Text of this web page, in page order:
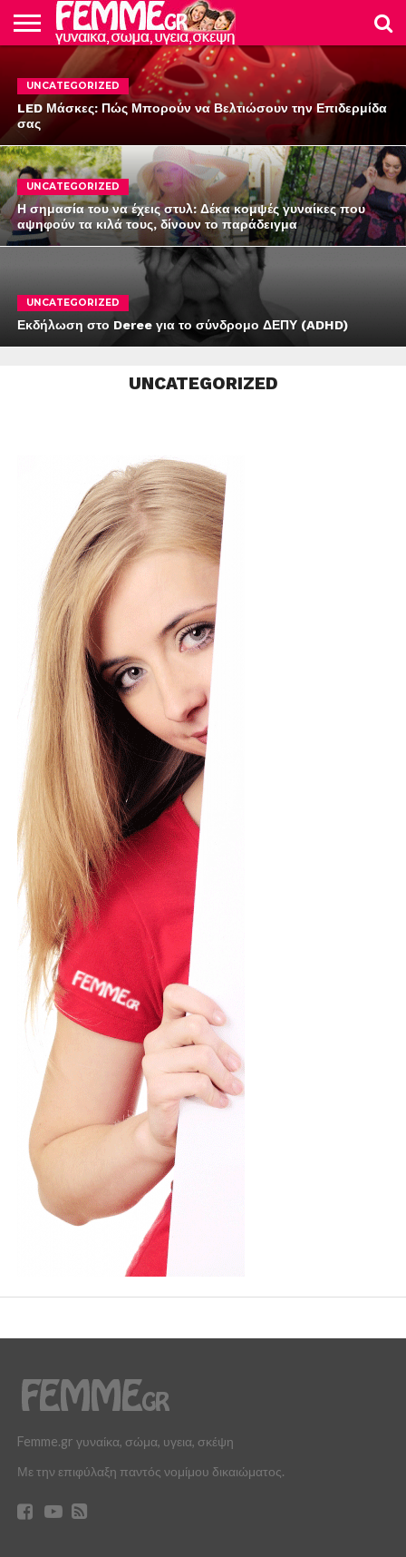
ΕΙΔΗΣΕΙΣ
ΜΜΕ
ΚΟΣΜΟΣ
ΟΙΚΟΝΟΜΙΑ
ΓΕΥΣΗ
ΔΙΑΤΡΟΦΗ
ΥΓΕΙΑ
ΚΑΤΑΠΛΗΚΤΙΚΕΣ
ΓΥΝΑΙΚΕΣ
ΕΓΚΥΜΟΣΥΝΗ
ΤΟ
ΓΥΝΑΙΚΕΙΟ
ΣΩΜΑ
ΦΡΟΝΤΙΔΑ
ΜΩΡΟΥ
UNCATEGORIZED
LED Μάσκες: Πώς Μπορούν να Βελτιώσουν την Επιδερμίδα
σας
UNCATEGORIZED
Η σημασία του να έχεις στυλ: Δέκα κομψές γυναίκες που
αψηφούν τα κιλά τους, δίνουν το παράδειγμα
UNCATEGORIZED
Εκδήλωση στο Deree για το σύνδρομο ΔΕΠΥ (ADHD)
UNCATEGORIZED
Femme.gr γυναίκα, σώμα, υγεια, σκέψη
Με την επιφύλαξη παντός νομίμου δικαιώματος.